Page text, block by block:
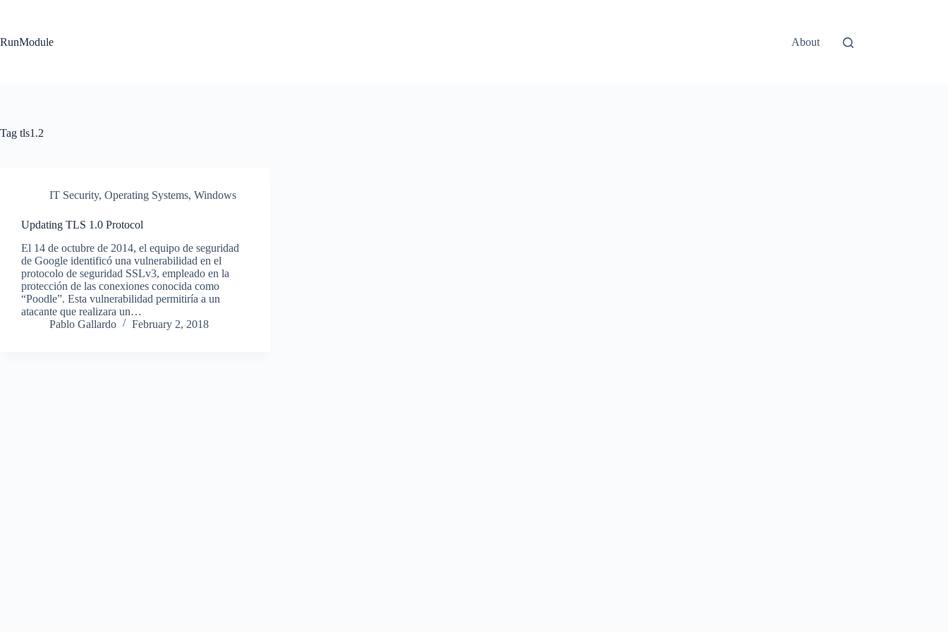
RunModule
About
Tag tls1.2
IT Security, Operating Systems, Windows
Updating TLS 1.0 Protocol
El 14 de octubre de 2014, el equipo de seguridad
de Google identificó una vulnerabilidad en el
protocolo de seguridad SSLv3, empleado en la
protección de las conexiones conocida como
“Poodle”. Esta vulnerabilidad permitiría a un
atacante que realizara un…
Pablo Gallardo
February 2, 2018